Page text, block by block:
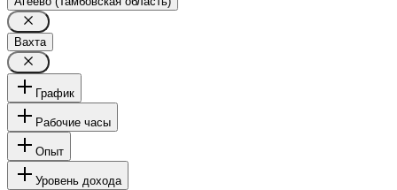
Вахта
График
Рабочие часы
Опыт
Уровень дохода